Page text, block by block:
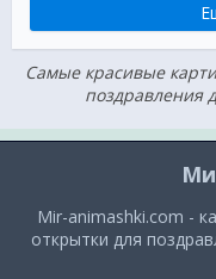
Самые красивые
поздравления
Mir-animashki.com -
открытки для